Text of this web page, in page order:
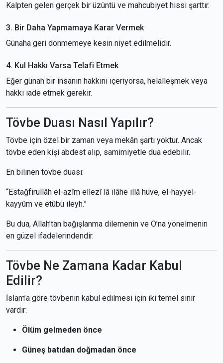
Kalpten gelen gerçek bir üzüntü ve mahcubiyet hissi şarttır.
3. Bir Daha Yapmamaya Karar Vermek
Günaha geri dönmemeye kesin niyet edilmelidir.
4. Kul Hakkı Varsa Telafi Etmek
Eğer günah bir insanın hakkını içeriyorsa, helalleşmek veya
hakkı iade etmek gerekir.
Tövbe Duası Nasıl Yapılır?
Tövbe için özel bir zaman veya mekân şartı yoktur. Ancak
tövbe eden kişi abdest alıp, samimiyetle dua edebilir.
En bilinen tövbe duası:
“Estağfirullâh el-azîm ellezî lâ ilâhe illâ hüve, el-hayyel-
kayyûm ve etûbü ileyh.”
Bu dua, Allah’tan bağışlanma dilemenin ve O’na yönelmenin
en güzel ifadelerindendir.
Tövbe Ne Zamana Kadar Kabul
Edilir?
İslam’a göre tövbenin kabul edilmesi için iki temel sınır
vardır:
Ölüm gelmeden önce
Güneş batıdan doğmadan önce